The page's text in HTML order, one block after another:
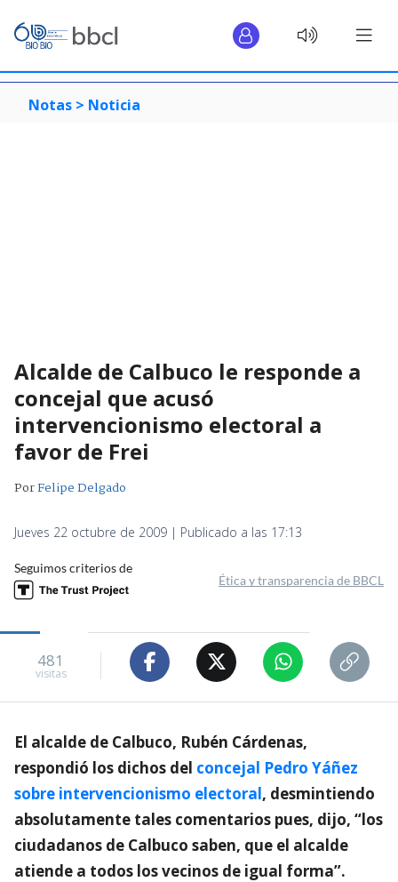
Notas > Noticia
Alcalde de Calbuco le responde a
concejal que acusó
intervencionismo electoral a
favor de Frei
PorFelipe Delgado
Jueves 22 octubre de 2009 | Publicado a las 17:13
Seguimos criterios de
Ética y transparencia de BBCL
481
visitas
El alcalde de Calbuco, Rubén Cárdenas,
respondió los dichos del concejal Pedro Yáñez
sobre intervencionismo electoral, desmintiendo
absolutamente tales comentarios pues, dijo, “los
ciudadanos de Calbuco saben, que el alcalde
atiende a todos los vecinos de igual forma”.